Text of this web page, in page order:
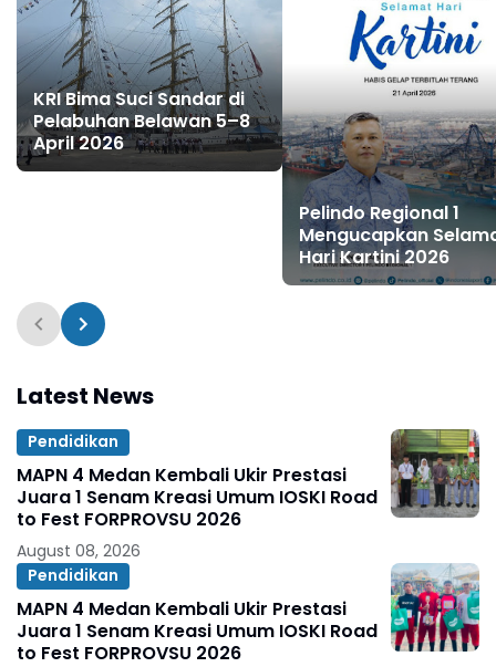
KRI Bima Suci Sandar di
Pelabuhan Belawan 5–8
April 2026
Pelindo Regional 1
Mengucapkan
Hari Kartini 2026
Latest News
Pendidikan
MAPN 4 Medan Kembali Ukir Prestasi
Juara 1 Senam Kreasi Umum IOSKI Road
to Fest FORPROVSU 2026
August 08, 2026
Pendidikan
MAPN 4 Medan Kembali Ukir Prestasi
Juara 1 Senam Kreasi Umum IOSKI Road
to Fest FORPROVSU 2026